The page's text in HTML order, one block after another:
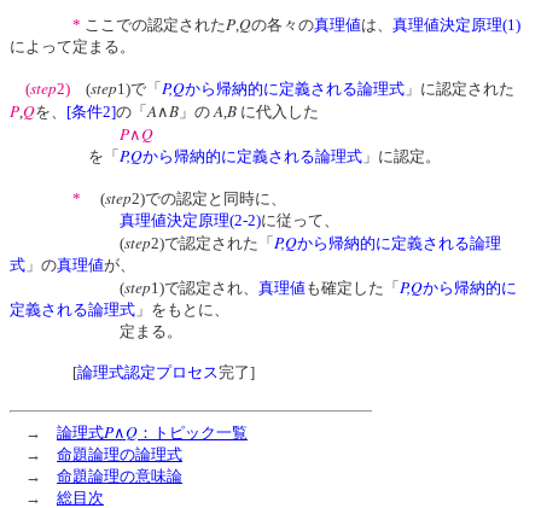
* ここでの認定されたPQの各々の真理値は、 真理値決定原理(1)
によって定まる。
(step2) (step1)で「P,Qから帰納的に定義される論理式 」に認定された
PQを、 [条件2]の「A∧B 」の AB に代入した
P∧Q
を「P,Qから帰納的に定義される論理式 」に認定。
* (step2)での認定と同時に、
真理値決定原理(2-2)に従って、
(step2)で認定された「P,Qから帰納的に定義される論理
式 」の真理値が、
(step1)で認定され、 真理値も確定した「P,Qから帰納的に
定義される論理式 」をもとに、
定まる。
[論理式認定プロセス完了]
→ 論理式P∧Q ：トピック一覧
→ 命題論理の論理式
→ 命題論理の意味論
→ 総目次